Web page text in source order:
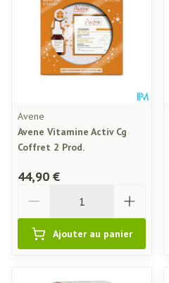
Avene
Avene Vitamine Activ Cg
Coffret 2 Prod.
44,90 €
Ajouter au panier